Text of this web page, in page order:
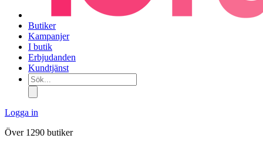
Butiker
Kampanjer
I butik
Erbjudanden
Kundtjänst
Sök...
Logga in
Över 1290 butiker